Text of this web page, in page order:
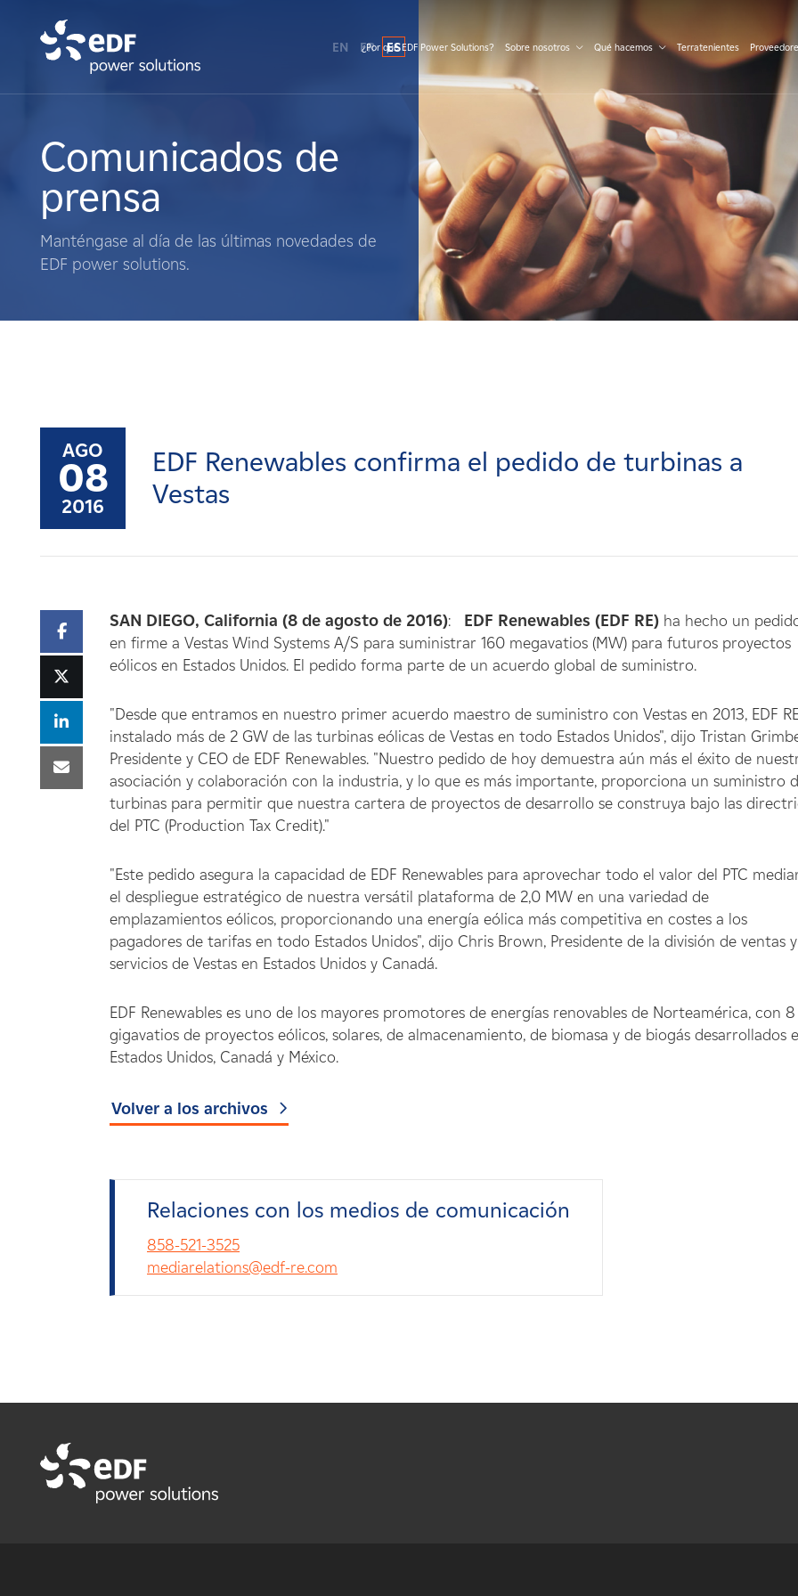
Qué hacemos
Terratenientes
Noticias
Contacte con
EN FR ES
¿Por qué EDF Power Solutions? Sobre nosotros Qué hacemos Terratenientes
Comunicados de
prensa
Manténgase al día de las últimas novedades de
EDF power solutions.
AGO
08
2016
EDF Renewables confirma el pedido de turbinas a
Vestas
SAN DIEGO, California (8 de agosto de 2016): EDF Renewables (EDF RE) ha hecho un
en firme a Vestas Wind Systems A/S para suministrar 160 megavatios (MW) para futuros proyectos
eólicos en Estados Unidos. El pedido forma parte de un acuerdo global de suministro.
"Desde que entramos en nuestro primer acuerdo maestro de suministro con Vestas en 2013, EDF
instalado más de 2 GW de las turbinas eólicas de Vestas en todo Estados Unidos", dijo Tristan
Presidente y CEO de EDF Renewables. "Nuestro pedido de hoy demuestra aún más el éxito de
asociación y colaboración con la industria, y lo que es más importante, proporciona un suministro
turbinas para permitir que nuestra cartera de proyectos de desarrollo se construya bajo las
del PTC (Production Tax Credit)."
"Este pedido asegura la capacidad de EDF Renewables para aprovechar todo el valor del PTC
el despliegue estratégico de nuestra versátil plataforma de 2,0 MW en una variedad de
emplazamientos eólicos, proporcionando una energía eólica más competitiva en costes a los
pagadores de tarifas en todo Estados Unidos", dijo Chris Brown, Presidente de la división de ventas y
servicios de Vestas en Estados Unidos y Canadá.
EDF Renewables es uno de los mayores promotores de energías renovables de Norteamérica, con 8
gigavatios de proyectos eólicos, solares, de almacenamiento, de biomasa y de biogás desarrollados
Estados Unidos, Canadá y México.
Volver a los archivos
Relaciones con los medios de comunicación
858-521-3525
mediarelations@edf-re.com